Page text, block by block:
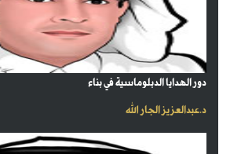
دور الهدايا الدبلوماسية في بناء
د.عبدالعزيز الجار الله